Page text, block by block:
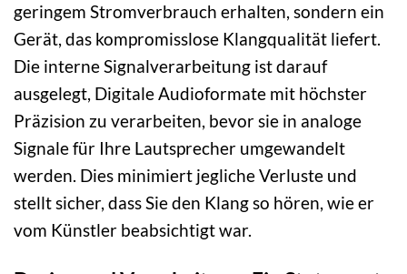
geringem Stromverbrauch erhalten, sondern ein
Gerät, das kompromisslose Klangqualität liefert.
Die interne Signalverarbeitung ist darauf
ausgelegt, Digitale Audioformate mit höchster
Präzision zu verarbeiten, bevor sie in analoge
Signale für Ihre Lautsprecher umgewandelt
werden. Dies minimiert jegliche Verluste und
stellt sicher, dass Sie den Klang so hören, wie er
vom Künstler beabsichtigt war.